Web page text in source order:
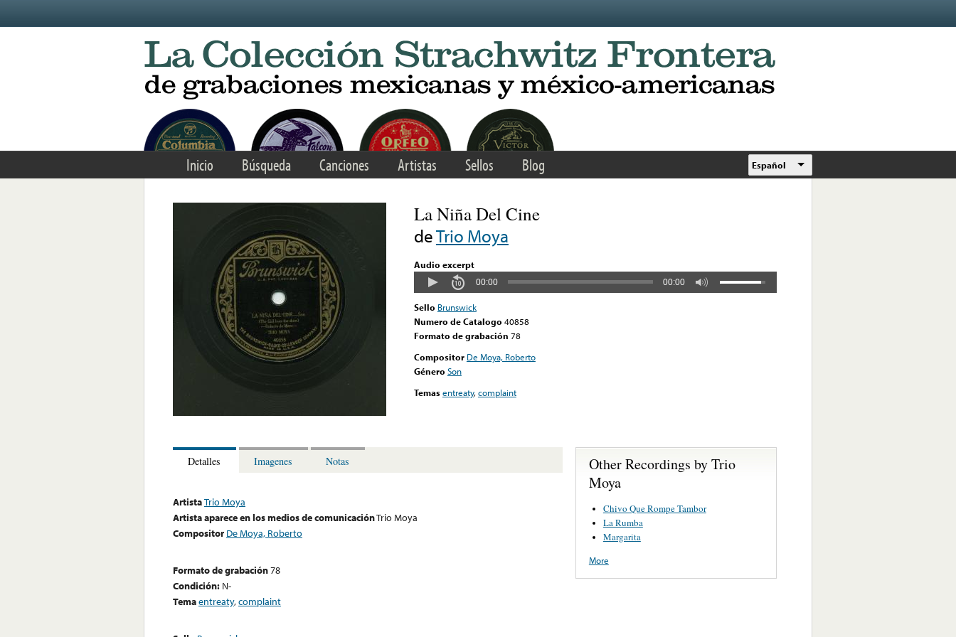
Inicio Búsqueda Canciones Artistas Sellos Blog Español
La Niña Del Cine
deTrio Moya
Audio excerpt
00:00 00:00
Sello Brunswick
Numero de Catalogo 40858
Formato de grabación 78
Compositor De Moya, Roberto
Género Son
Temasentreaty,complaint
Detalles Imagenes Notas
ArtistaTrio Moya
Artista aparece en los medios de comunicaciónTrio Moya
Compositor De Moya, Roberto
Formato de grabación78
Condición: N-
Temaentreaty,complaint
Other Recordings by Trio
Moya
Chivo Que Rompe Tambor
La Rumba
Margarita
More